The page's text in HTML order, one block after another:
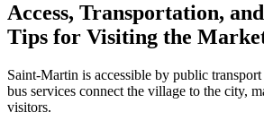
Access, Transportation,
Tips for Visiting the
Saint-Martin is accessible by public
bus services connect the village to the city,
visitors.